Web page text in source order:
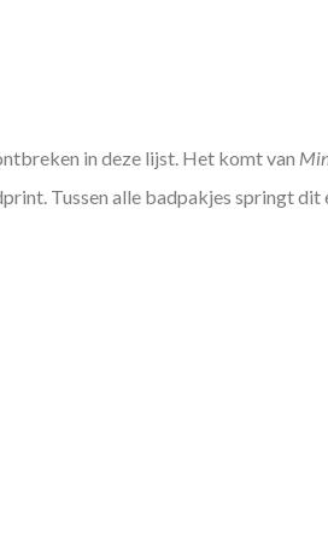
in deze lijst. Het komt van
Tussen alle badpakjes springt dit